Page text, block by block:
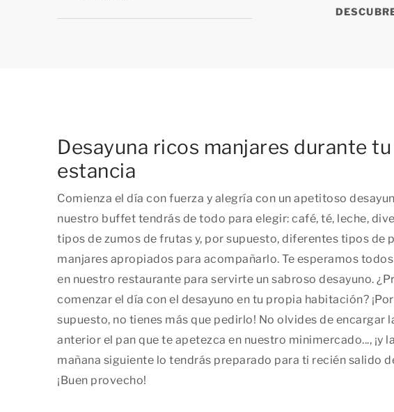
Desayuna ricos manjares durante tu
estancia
Comienza el día con fuerza y alegría con un apetitoso
nuestro buffet tendrás de todo para elegir: café, té, leche,
tipos de zumos de frutas y, por supuesto, diferentes tipos de
manjares apropiados para acompañarlo. Te esperamos
en nuestro restaurante para servirte un sabroso desayuno.
comenzar el día con el desayuno en tu propia habitación? ¡Por
supuesto, no tienes más que pedirlo! No olvides de encargar
anterior el pan que te apetezca en nuestro minimercado..., ¡y la
mañana siguiente lo tendrás preparado para ti recién salido
¡Buen provecho!